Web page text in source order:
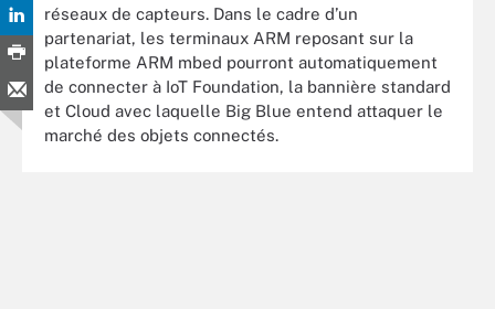
réseaux de capteurs. Dans le cadre d’un
partenariat, les terminaux ARM reposant sur la
plateforme ARM mbed pourront automatiquement
de connecter à IoT Foundation, la bannière standard
et Cloud avec laquelle Big Blue entend attaquer le
marché des objets connectés.